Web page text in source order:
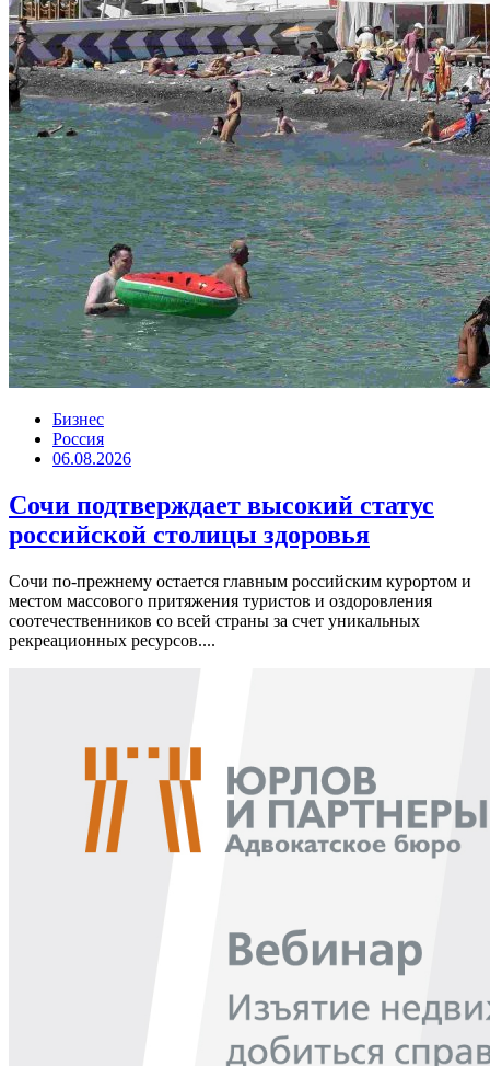
Бизнес
Россия
06.08.2026
Сочи подтверждает высокий статус
российской столицы здоровья
Сочи по-прежнему остается главным российским курортом и
местом массового притяжения туристов и оздоровления
соотечественников со всей страны за счет уникальных
рекреационных ресурсов....